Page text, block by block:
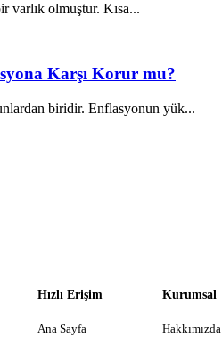
varlık olmuştur. Kısa...
Karşı Korur mu?
biridir. Enflasyonun yük...
Hızlı Erişim
Ana Sayfa
Kurumsal
Hakkımızda